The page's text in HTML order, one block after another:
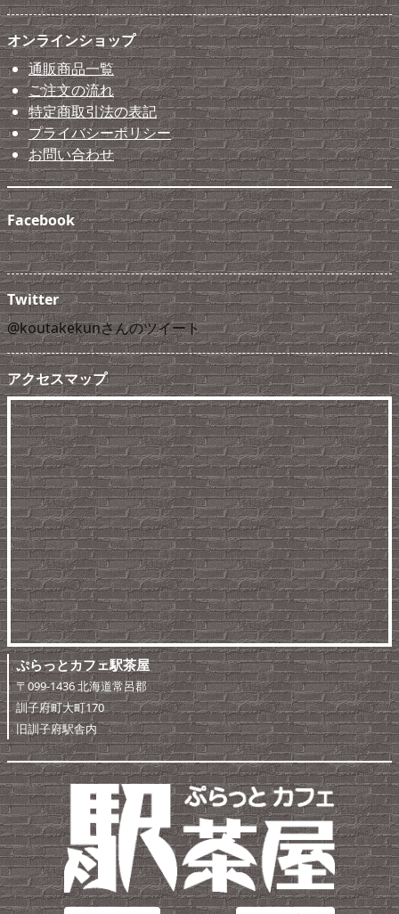
オンラインショップ
通販商品一覧
ご注文の流れ
特定商取引法の表記
プライバシーポリシー
お問い合わせ
Facebook
Twitter
@koutakekunさんのツイート
アクセスマップ
ぷらっとカフェ駅茶屋
〒099-1436 北海道常呂郡
訓子府町大町170
旧訓子府駅舎内